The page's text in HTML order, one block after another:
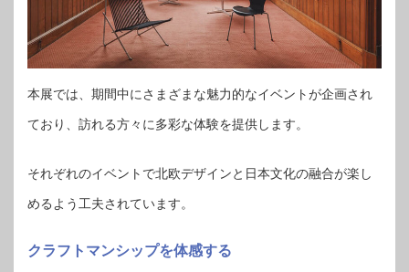
本展では、期間中にさまざまな魅力的なイベントが企画され
ており、訪れる方々に多彩な体験を提供します。
それぞれのイベントで北欧デザインと日本文化の融合が楽し
めるよう工夫されています。
クラフトマンシップを体感する